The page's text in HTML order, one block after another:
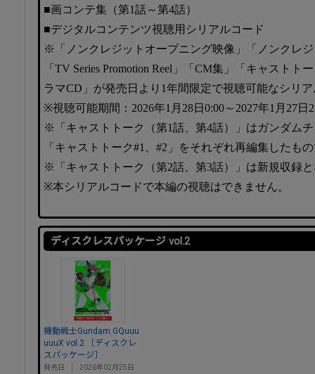
■画コンテ集（第1話～第4話）
■デジタルコンテンツ視聴用シリアルコード
※「ノンクレジットオープニング映像」「ノンクレ
「TV Series Promotion Reel」「CM集」「キャストト
ラマCD」が発売日より1年間限定で視聴可能なシリ
※視聴可能期間：2026年1月28日0:00～2027年1月27日
※「キャストトーク（第1話、第4話）」はガンダム
「キャストトーク#1、#2」をそれぞれ再編集したも
※「キャストトーク（第2話、第3話）」は新規収録
※本シリアルコードで本編の視聴はできません。
ディスクレスパッケージ vol.2
機動戦士Gundam GQuuu
uuuX vol.2 ［ディスクレ
スパッケージ］
発売日
2026年02月25日